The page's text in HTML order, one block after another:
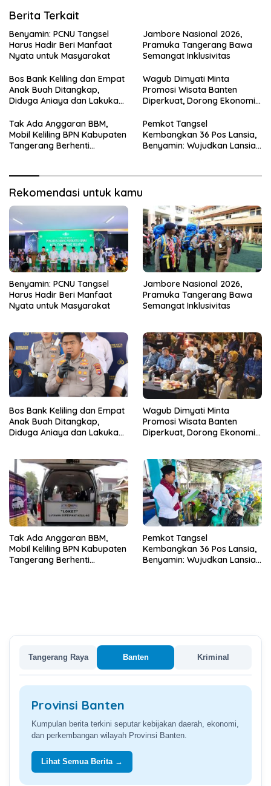
Berita Terkait
Benyamin: PCNU Tangsel
Harus Hadir Beri Manfaat
Nyata untuk Masyarakat
Jambore Nasional 2026,
Pramuka Tangerang Bawa
Semangat Inklusivitas
Bos Bank Keliling dan Empat
Anak Buah Ditangkap,
Diduga Aniaya dan Lakukan
Wagub Dimyati Minta
Promosi Wisata Banten
Diperkuat, Dorong Ekonomi
Tak Ada Anggaran BBM,
Mobil Keliling BPN Kabupaten
Tangerang Berhenti
Pemkot Tangsel
Kembangkan 36 Pos Lansia,
Benyamin: Wujudkan Lansia
Rekomendasi untuk kamu
Benyamin: PCNU Tangsel
Harus Hadir Beri Manfaat
Nyata untuk Masyarakat
Jambore Nasional 2026,
Pramuka Tangerang Bawa
Semangat Inklusivitas
Bos Bank Keliling dan Empat
Anak Buah Ditangkap,
Diduga Aniaya dan Lakukan
Wagub Dimyati Minta
Promosi Wisata Banten
Diperkuat, Dorong Ekonomi
Tak Ada Anggaran BBM,
Mobil Keliling BPN Kabupaten
Tangerang Berhenti
Pemkot Tangsel
Kembangkan 36 Pos Lansia,
Benyamin: Wujudkan Lansia
Tangerang Raya Banten Kriminal
Provinsi Banten
Kumpulan berita terkini seputar kebijakan daerah, ekonomi,
dan perkembangan wilayah Provinsi Banten.
Lihat Semua Berita →